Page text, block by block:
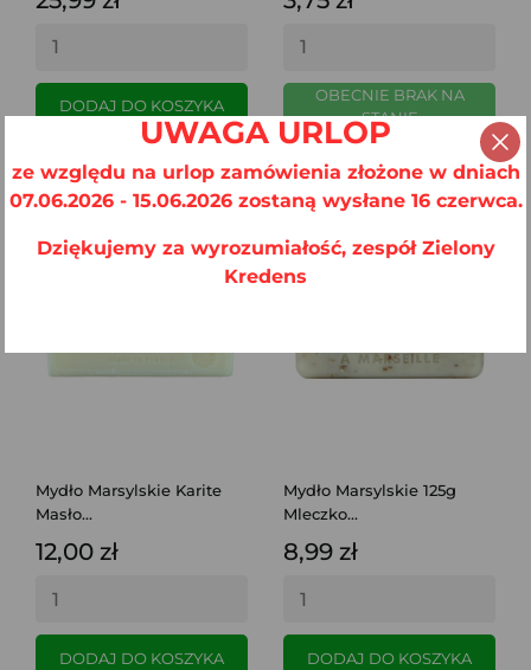
DODAJ DO KOSZYKA
OBECNIE BRAK NA
STANIE
Mydło Marsylskie Karite
Masło...
12,00 zł
DODAJ DO KOSZYKA
Mydło Marsylskie 125g
Mleczko...
8,99 zł
DODAJ DO KOSZYKA
UWAGA URLOP
ze względu na urlop zamówienia złożone w dniach
07.06.2026 - 15.06.2026 zostaną wysłane 16 czerwca.
Dziękujemy za wyrozumiałość, zespół Zielony
Kredens